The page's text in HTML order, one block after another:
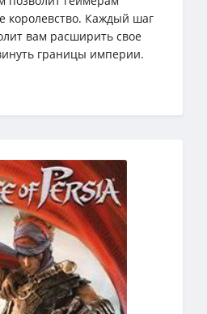
королевство. Каждый шаг
вам расширить свое
границы империи.